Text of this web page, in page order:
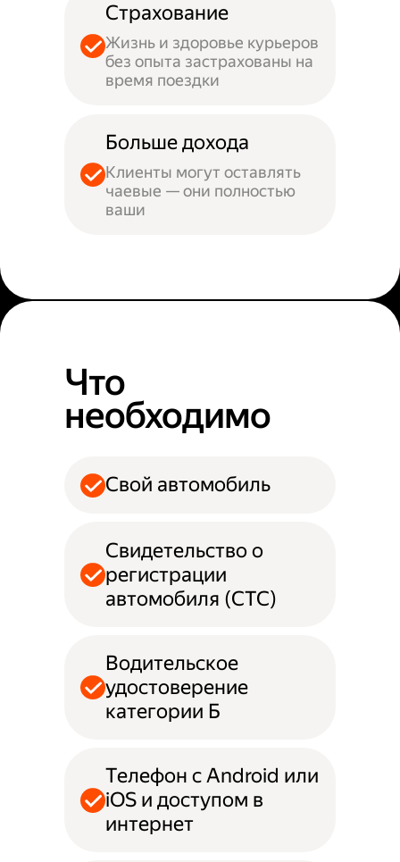
Страхование
Жизнь и здоровье курьеров
без опыта застрахованы на
время поездки
Больше дохода
Клиенты могут оставлять
чаевые — они полностью
ваши
Что
необходимо
Свой автомобиль
Свидетельство о
регистрации
автомобиля (СТС)
Водительское
удостоверение
категории Б
Телефон с Android или
iOS и доступом в
интернет